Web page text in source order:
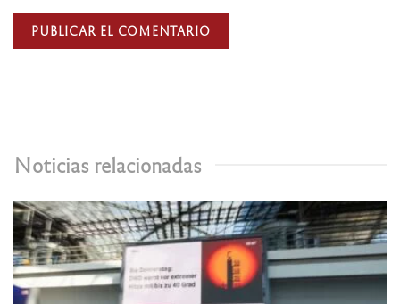
Noticias relacionadas